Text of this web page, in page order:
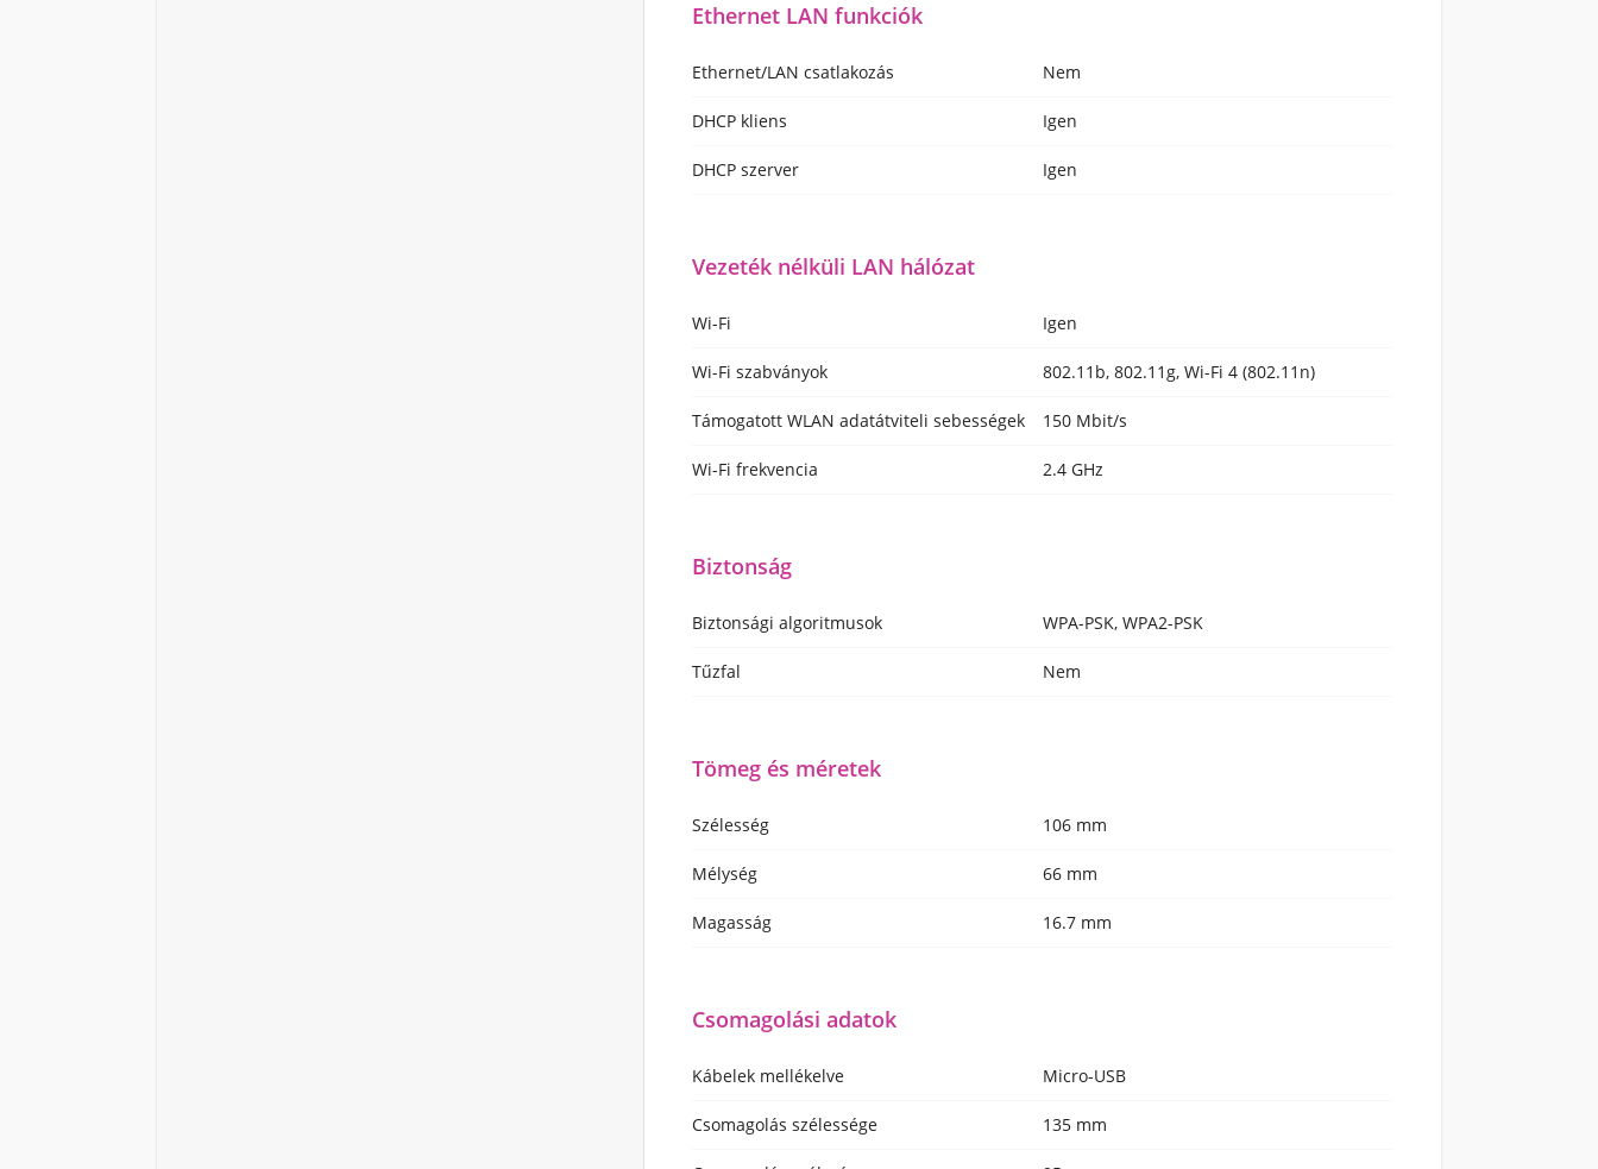
Ethernet LAN funkciók
Ethernet/LAN csatlakozás Nem
DHCP kliens Igen
DHCP szerver Igen
Vezeték nélküli LAN hálózat
Wi-Fi Igen
Wi-Fi szabványok 802.11b, 802.11g, Wi-Fi 4 (802.11n)
Támogatott WLAN adatátviteli sebességek 150 Mbit/s
Wi-Fi frekvencia 2.4 GHz
Biztonság
Biztonsági algoritmusok WPA-PSK, WPA2-PSK
Tűzfal Nem
Tömeg és méretek
Szélesség 106 mm
Mélység 66 mm
Magasság 16.7 mm
Csomagolási adatok
Kábelek mellékelve Micro-USB
Csomagolás szélessége 135 mm